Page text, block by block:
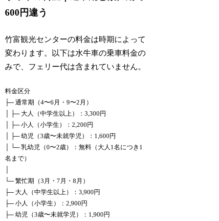
600円違う
竹富観光センターの料金は時期によって
変わります。以下は水牛車の乗車料金の
みで、フェリー代は含まれていません。
料金区分
├─ 通常期（4〜6月・9〜2月）
│ ├─ 大人（中学生以上）：3,300円
│ ├─ 小人（小学生）：2,200円
│ ├─ 幼児（3歳〜未就学児）：1,600円
│ └─ 乳幼児（0〜2歳）：無料（大人1名につき1
名まで）
└─ 繁忙期（3月・7月・8月）
├─ 大人（中学生以上）：3,900円
├─ 小人（小学生）：2,900円
├─ 幼児（3歳〜未就学児）：1,900円